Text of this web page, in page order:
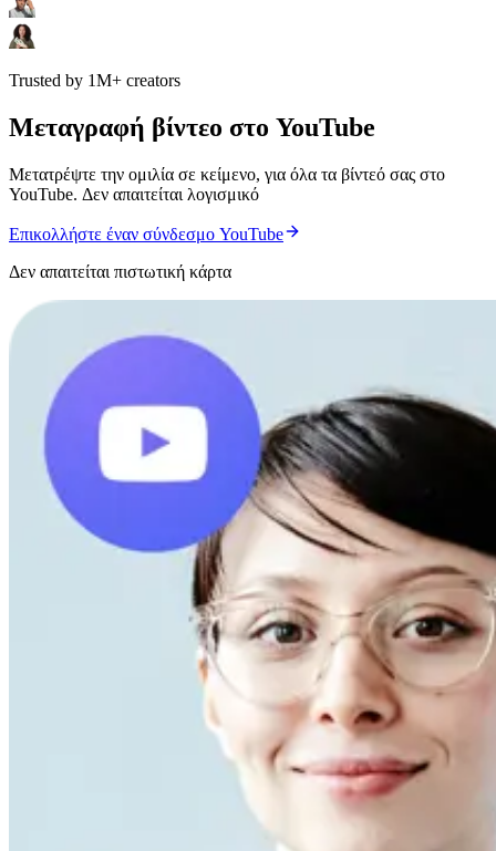
Trusted by 1M+ creators
Μεταγραφή βίντεο στο YouTube
Μετατρέψτε την ομιλία σε κείμενο, για όλα τα βίντεό σας στο
YouTube. Δεν απαιτείται λογισμικό
Επικολλήστε έναν σύνδεσμο YouTube
Δεν απαιτείται πιστωτική κάρτα